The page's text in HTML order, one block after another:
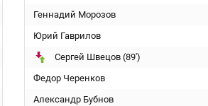
Геннадий Морозов
Юрий Гаврилов
Сергей Швецов (89')
Федор Черенков
Александр Бубнов